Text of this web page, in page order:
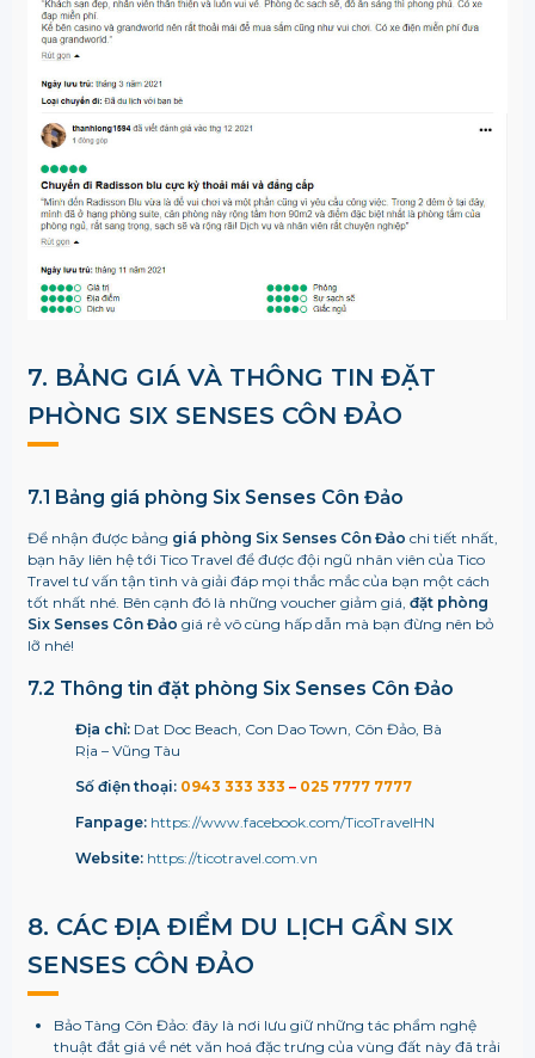
7. BẢNG GIÁ VÀ THÔNG TIN ĐẶT
PHÒNG SIX SENSES CÔN ĐẢO
7.1 Bảng giá phòng Six Senses Côn Đảo
Để nhận được bảng giá phòng Six Senses Côn Đảo chi tiết nhất,
bạn hãy liên hệ tới Tico Travel để được đội ngũ nhân viên của Tico
Travel tư vấn tận tình và giải đáp mọi thắc mắc của bạn một cách
tốt nhất nhé. Bên cạnh đó là những voucher giảm giá, đặt phòng
Six Senses Côn Đảo giá rẻ vô cùng hấp dẫn mà bạn đừng nên bỏ
lỡ nhé!
7.2 Thông tin đặt phòng Six Senses Côn Đảo
Địa chỉ:Dat Doc Beach, Con Dao Town, Côn Đảo, Bà
Rịa – Vũng Tàu
Số điện thoại: 0943 333 333 – 025 7777 7777
Fanpage: https://www.facebook.com/TicoTravelHN
Website: https://ticotravel.com.vn
8. CÁC ĐỊA ĐIỂM DU LỊCH GẦN SIX
SENSES CÔN ĐẢO
Bảo Tàng Côn Đảo: đây là nơi lưu giữ những tác phẩm nghệ
thuật đắt giá về nét văn hoá đặc trưng của vùng đất này đã trải